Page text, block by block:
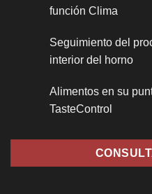
función Clima
Seguimiento del
interior del horno
Alimentos en su
TasteControl